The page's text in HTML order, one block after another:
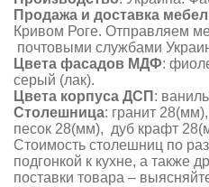
Продажа и доставка
Кривом Роге. Отправляем
почтовыми службами
Цвета фасадов МДФ:
серый (лак).
Цвета корпуса ДСП :
Столешница: гранит
песок 28(мм), дуб крафт
Стоимость столешниц по
подгонкой к кухне, а также
поставки товара –